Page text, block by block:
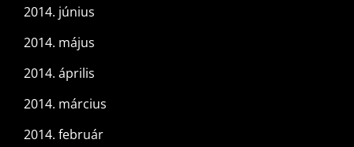
2014. június
2014. május
2014. április
2014. március
2014. február